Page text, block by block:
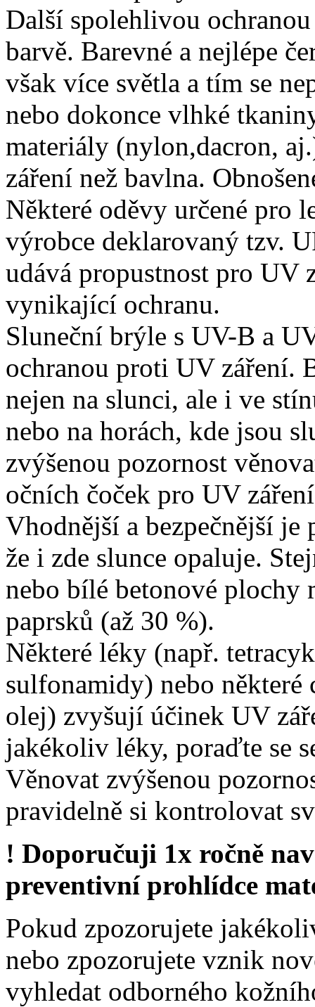
Další spolehlivou
barvě. Barevné a nejlépe
však více světla a tím se
nebo dokonce vlhké
materiály (nylon,dacron,
záření než bavlna.
Některé oděvy určené pro
výrobce deklarovaný tzv.
udává propustnost pro UV
vynikající ochranu.
Sluneční brýle s UV-B a
ochranou proti UV záření.
nejen na slunci, ale i ve
nebo na horách, kde jsou
zvýšenou pozornost
očních čoček pro UV
Vhodnější a bezpečnější je
že i zde slunce opaluje.
nebo bílé betonové plochy
paprsků (až 30 %).
Některé léky (např.
sulfonamidy) nebo
olej) zvyšují účinek UV
jakékoliv léky, poraďte se
Věnovat zvýšenou
pravidelně si kontrolovat
! Doporučuji 1x ročně
preventivní prohlídce
Pokud zpozorujete
nebo zpozorujete vznik
vyhledat odborného